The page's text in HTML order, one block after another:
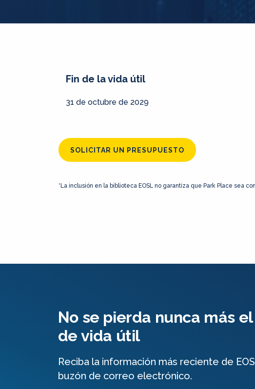
Fin de la vida útil
31 de octubre de 2029
SOLICITAR UN PRESUPUESTO
*La inclusión en la biblioteca EOSL no garantiza que Park Place sea
No se pierda nunca más
de vida útil
Reciba la información más reciente de
buzón de correo electrónico.